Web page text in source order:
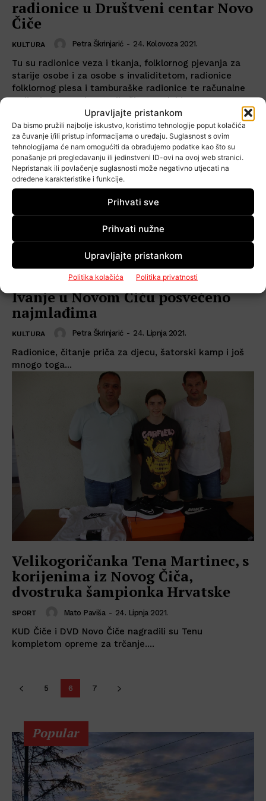
Upravljajte pristankom
Da bismo pružili najbolje iskustvo, koristimo tehnologije poput kolačića
za čuvanje i/ili pristup informacijama o uređaju. Suglasnost s ovim
tehnologijama će nam omogućiti da obrađujemo podatke kao što su
ponašanje pri pregledavanju ili jedinstveni ID-ovi na ovoj web stranici.
Nepristanak ili povlačenje suglasnosti može negativno utjecati na
određene karakteristike i funkcije.
Prihvati sve
Prihvati nužne
Upravljajte pristankom
Politika kolačića Politika privatnosti
radionice u Društveni centar Novo
Čiče
KULTURA Petra Škrinjarić - 24. Kolovoza 2021.
Tu su radionice veza i tkanja, folklornog pjevanja za
starije osobe i za osobe s invaliditetom, radionice
folklornog plesa i tamburaške radionice te računalne
radionice za osobe starije životne dobi...
Ivanje u Novom Čiču posvećeno
najmlađima
KULTURA Petra Škrinjarić - 24. Lipnja 2021.
Radionice, čitanje priča za djecu, šatorski kamp i još
mnogo toga...
Velikogoričanka Tena Martinec, s
korijenima iz Novog Čiča,
dvostruka šampionka Hrvatske
SPORT Mato Paviša - 24. Lipnja 2021.
KUD Čiče i DVD Novo Čiče nagradili su Tenu
kompletom opreme za trčanje....
5 6 7
Popular